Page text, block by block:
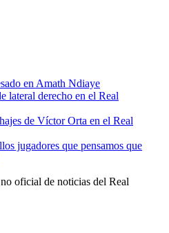
en Amath Ndiaye
lateral derecho en el Real
de Víctor Orta en el Real
jugadores que pensamos que
oficial de noticias del Real